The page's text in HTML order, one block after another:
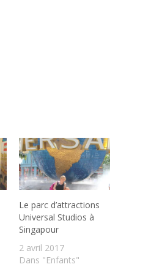
Le parc d’attractions
Universal Studios à
Singapour
2 avril 2017
Dans "Enfants"